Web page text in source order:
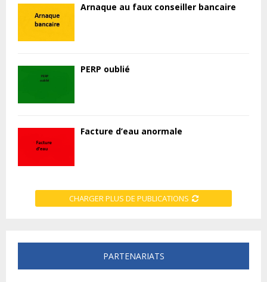
Arnaque au faux conseiller bancaire
PERP oublié
Facture d’eau anormale
CHARGER PLUS DE PUBLICATIONS
PARTENARIATS